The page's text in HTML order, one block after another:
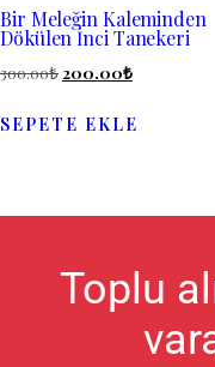
Bir Meleğin Kaleminden
Dökülen İnci Tanekeri
300.00₺200.00₺
SEPETE EKLE
Toplu